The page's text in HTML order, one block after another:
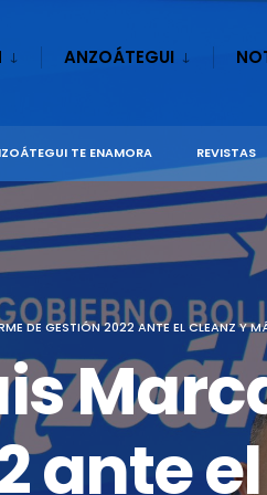
ANZOÁTEGUI
TE ENAMORA REVISTAS
DE GESTIÓN 2022 ANTE EL CLEANZ Y
ante